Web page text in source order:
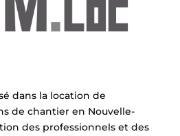
dans la location de
de chantier en Nouvelle-
des professionnels et des